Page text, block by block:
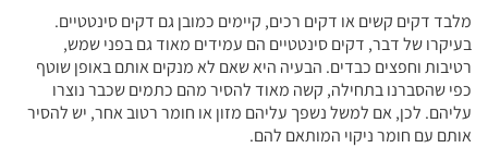
מלבד דקים קשים או דקים רכים, קיימים כמובן גם דקים סינטטיים.
בעיקרו של דבר, דקים סינטטיים הם עמידים מאוד גם בפני שמש,
רטיבות וחפצים כבדים. הבעיה היא שאם לא מנקים אותם באופן שוטף
כפי שהסברנו בתחילה, קשה מאוד להסיר מהם כתמים שכבר נוצרו
עליהם. לכן, אם למשל נשפך עליהם מזון או חומר רטוב אחר, יש להסיר
אותם עם חומר ניקוי המותאם להם.